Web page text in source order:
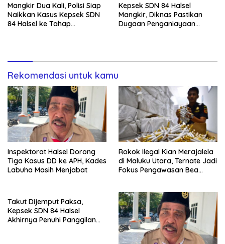
Mangkir Dua Kali, Polisi Siap
Naikkan Kasus Kepsek SDN
84 Halsel ke Tahap
Kepsek SDN 84 Halsel
Mangkir, Diknas Pastikan
Dugaan Penganiayaan
Rekomendasi untuk kamu
Inspektorat Halsel Dorong
Tiga Kasus DD ke APH, Kades
Labuha Masih Menjabat
Rokok Ilegal Kian Merajalela
di Maluku Utara, Ternate Jadi
Fokus Pengawasan Bea
Takut Dijemput Paksa,
Kepsek SDN 84 Halsel
Akhirnya Penuhi Panggilan